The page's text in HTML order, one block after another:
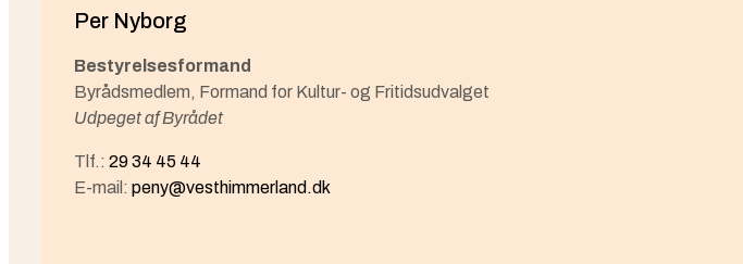
Per Nyborg
Bestyrelsesformand
Byrådsmedlem, Formand for Kultur- og Fritidsudvalget
Udpeget af Byrådet
Tlf.: 29 34 45 44
E-mail: peny@vesthimmerland.dk